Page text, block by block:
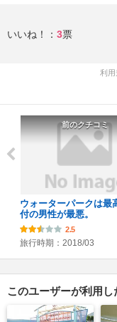
いいね！： 3票
利用
前のクチコミ
ウォーターパークは最
付の男性が最悪。
2.5
旅行時期：2018/03
このユーザーが利用し